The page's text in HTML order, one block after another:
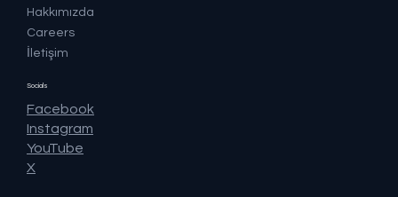
Hakkımızda
Careers
İletişim
Socials
Facebook
Instagram
YouTube
X